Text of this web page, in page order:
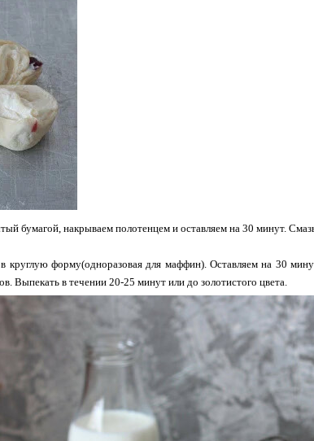
бумагой, накрываем полотенцем и оставляем на 30 минут.
круглую форму(одноразовая для маффин). Оставляем на 30
Выпекать в течении 20-25 минут или до золотистого цвета.